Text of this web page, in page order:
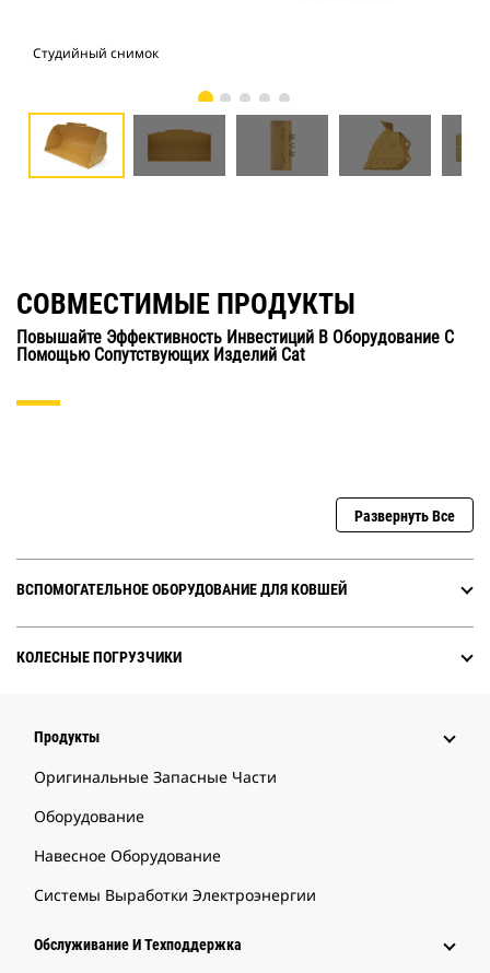
Студийный снимок
СОВМЕСТИМЫЕ ПРОДУКТЫ
Повышайте Эффективность Инвестиций В Оборудование С
Помощью Сопутствующих Изделий Cat
Развернуть Все
ВСПОМОГАТЕЛЬНОЕ ОБОРУДОВАНИЕ ДЛЯ КОВШЕЙ
КОЛЕСНЫЕ ПОГРУЗЧИКИ
Продукты
Оригинальные Запасные Части
Оборудование
Навесное Оборудование
Системы Выработки Электроэнергии
Обслуживание И Техподдержка